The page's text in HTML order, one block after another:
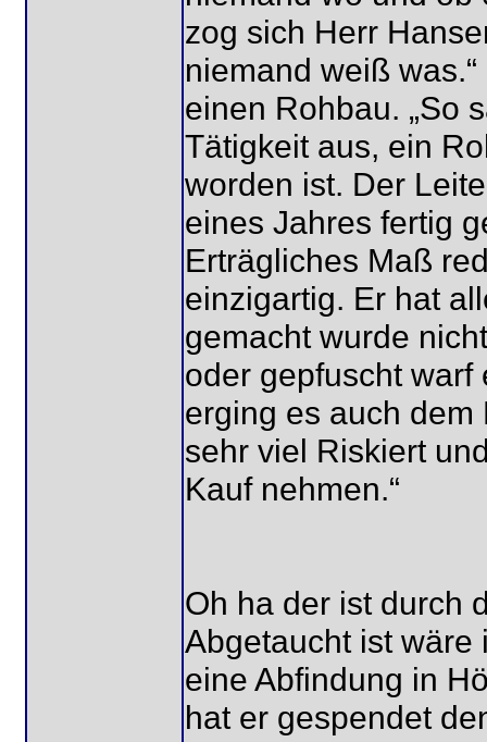
zog sich Herr
niemand weiß
einen Rohbau. „So
Tätigkeit aus, ein
worden ist. Der
eines Jahres fertig
Erträgliches Maß
einzigartig. Er hat
gemacht wurde
oder gepfuscht
erging es auch
sehr viel Riskiert
Kauf nehmen.“
Oh ha der ist durch
Abgetaucht ist wäre
eine Abfindung in
hat er gespendet